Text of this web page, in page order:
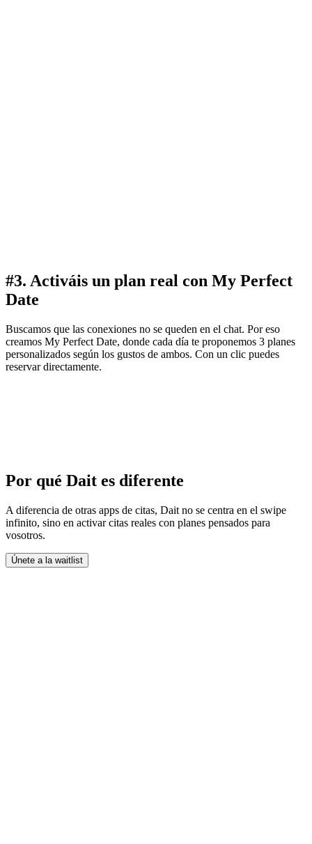
#3. Activáis un plan real con My Perfect
Date
Buscamos que las conexiones no se queden en el chat. Por eso
creamos My Perfect Date, donde cada día te proponemos 3 planes
personalizados según los gustos de ambos. Con un clic puedes
reservar directamente.
Por qué Dait es diferente
A diferencia de otras apps de citas, Dait no se centra en el swipe
infinito, sino en activar citas reales con planes pensados para
vosotros.
Únete a la waitlist